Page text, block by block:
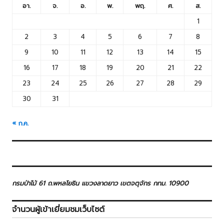
อา. จ. อ. พ. พฤ. ศ.
ส.
1
2
3 4 5 6 7
8
9
10 11 12 13 14
15
16
17 18 19 20 21
22
23
24 25 26 27 28
29
30
31
« ก.ค.
กรมป่าไม้ 61 ถ.พหลโยธิน แขวงลาดยาว เขตจตุจักร กทม. 10900
จำนวนผู้เข้าเยี่ยมชมเว็บไซต์